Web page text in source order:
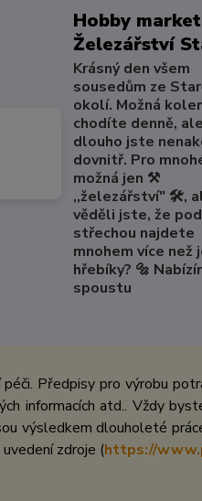
Hobby
Železářství
Krásný den všem
sousedům ze
okolí. Možná
chodíte denně,
dlouho jste
dovnitř. Pro
možná jen ⚒️
,,železářství" 🛠️,
věděli jste, že
střechou najdete
mnohem více než
hřebíky? 🔩
spoustu
Předpisy pro výrobu
informacích atd.. Vždy
výsledkem dlouholeté
zdroje (https://